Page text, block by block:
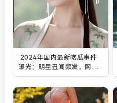
2024年国内最新吃瓜事件
曝光：明星丑闻频发，网友
热议背后真相